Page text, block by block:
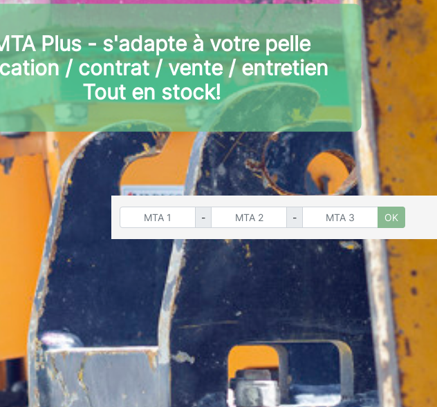
Plus - s'adapte à votre pelle
/ contrat / vente / entretien
Tout en stock!
- - OK